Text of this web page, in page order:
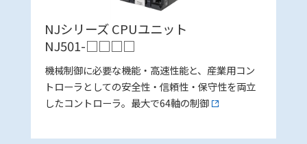
NJシリーズ CPUユニット
NJ501-□□□□
機械制御に必要な機能・高速性能と、産業用コン
トローラとしての安全性・信頼性・保守性を両立
したコントローラ。最大で64軸の制御